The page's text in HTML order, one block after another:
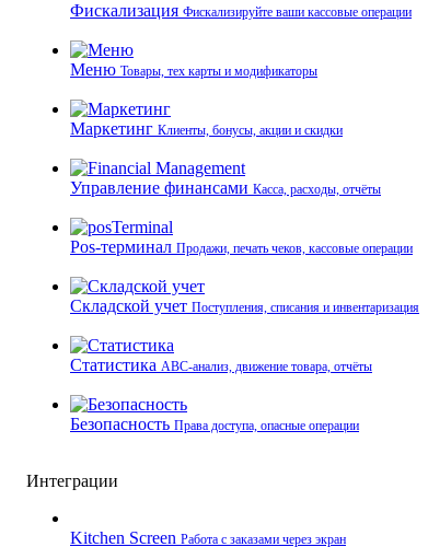
Фискализация Фискализируйте ваши кассовые операции
Меню Товары, тех карты и модификаторы
Маркетинг Клиенты, бонусы, акции и скидки
Управление финансами Касса, расходы, отчёты
Pos-терминал Продажи, печать чеков, кассовые операции
Складской учет Поступления, списания и инвентаризация
Статистика ABC-анализ, движение товара, отчёты
Безопасность Права доступа, опасные операции
Интеграции
Kitchen Screen Работа с заказами через экран